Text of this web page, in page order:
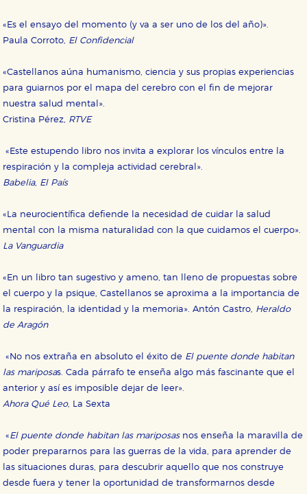
«Es el ensayo del momento (y va a ser uno de los del año)».
Paula Corroto, El Confidencial
«Castellanos aúna humanismo, ciencia y sus propias experiencias
para guiarnos por el mapa del cerebro con el fin de mejorar
nuestra salud mental».
Cristina Pérez, RTVE
«Este estupendo libro nos invita a explorar los vínculos entre la
respiración y la compleja actividad cerebral».
Babelia, El País
«La neurocientífica defiende la necesidad de cuidar la salud
mental con la misma naturalidad con la que cuidamos el cuerpo».
La Vanguardia
«En un libro tan sugestivo y ameno, tan lleno de propuestas sobre
el cuerpo y la psique, Castellanos se aproxima a la importancia de
la respiración, la identidad y la memoria». Antón Castro, Heraldo
de Aragón
«No nos extraña en absoluto el éxito de El puente donde habitan
las mariposas. Cada párrafo te enseña algo más fascinante que el
anterior y así es imposible dejar de leer».
Ahora Qué Leo, La Sexta
«El puente donde habitan las mariposas nos enseña la maravilla de
poder prepararnos para las guerras de la vida, para aprender de
las situaciones duras, para descubrir aquello que nos construye
desde fuera y tener la oportunidad de transformarnos desde
navegador, pero en ese caso es posible que algunas
áreas de nuestra web dejen de funcionar
correctamente.
Estas cookies se utilizan para mejorar su experiencia
de navegación y optimizar el funcionamiento de
servicios para que no tenga que reconfigurarlos cada
vez que nos visita. La información es agregada y, por lo
Cookies de publicidad y redes sociales
Estas cookies son gestionadas por nuestros socios
publicitarios y se utilizan para mostrar publicidad
relevante para sus intereses en otros sitios. No
navegador y dispositivo de internet.
Puede consultar nuestra política de cookies